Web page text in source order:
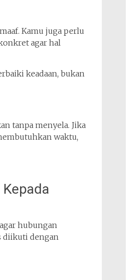
Kamu juga perlu
agar hal
keadaan, bukan
tanpa menyela. Jika
waktu,
hubungan
diikuti dengan